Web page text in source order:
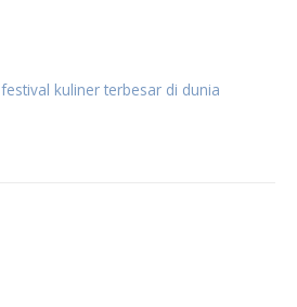
festival kuliner terbesar di dunia